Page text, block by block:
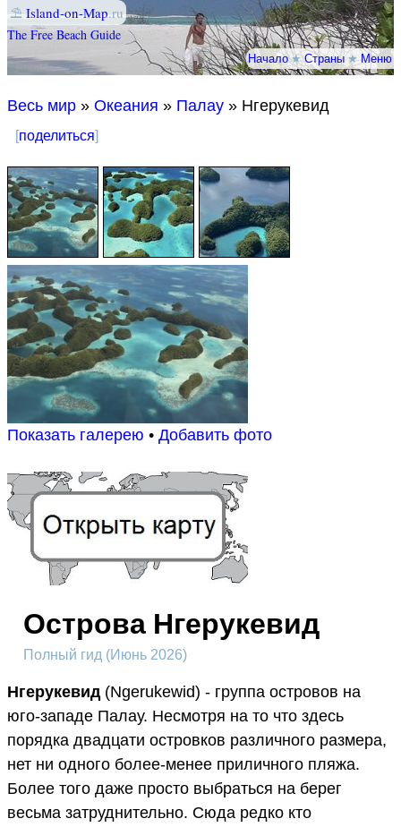
⛱ Island-on-Map.ru
The Free Beach Guide
Начало★Страны★Меню
Весь мир » Океания » Палау » Нгерукевид
[поделиться]
Показать галерею • Добавить фото
Острова Нгерукевид
Полный гид (Июнь 2026)
Нгерукевид(Ngerukewid) - группа островов на
юго-западе Палау. Несмотря на то что здесь
порядка двадцати островков различного размера,
нет ни одного более-менее приличного пляжа.
Более того даже просто выбраться на берег
весьма затруднительно. Сюда редко кто